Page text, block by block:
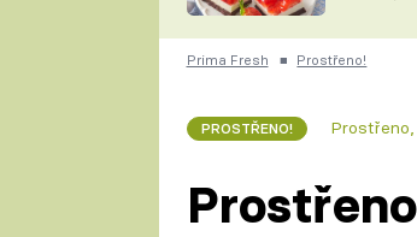
Prima Fresh ■ Prostřeno!
PROSTŘENO!